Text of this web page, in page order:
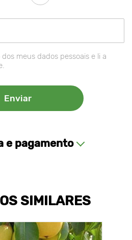
meus dados pessoais e li a
e pagamento
SIMILARES